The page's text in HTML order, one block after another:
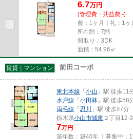
6.7万円
(管理費・共益費 -)
敷：1ヶ月｜礼：1ヶ
所在階：7階
間取り：3DK
面積：54.96㎡
賃貸｜マンション 前田コーポ
東北本線 「小山 」駅 徒歩11
水戸線 「小田林 」駅 徒歩58
両毛線 「思川
」駅 徒歩87分
栃木県小山市城東 ２丁目12-
7万円
築年数：築46年 ｜募集中：